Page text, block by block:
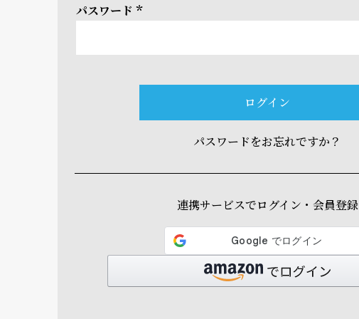
パスワード
(必
ログイン
パスワードをお忘れですか？
連携サービスでログイン・会員登録